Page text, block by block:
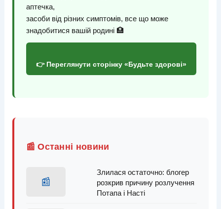
аптечка,
засоби від різних симптомів, все що може
знадобитися вашій родині 🏥
👉 Переглянути сторінку «Будьте здорові»
📰 Останні новини
📰
Злилася остаточно: блогер
розкрив причину розлучення
Потапа і Насті